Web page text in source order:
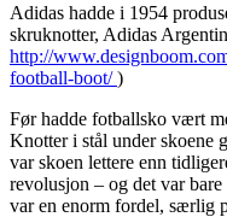
Adidas hadde i 1954
skruknotter, Adidas
http://
football-boot/)
Før hadde fotballsko vært
Knotter i stål under skoene
var skoen lettere enn
revolusjon – og det var
var en enorm fordel, særlig